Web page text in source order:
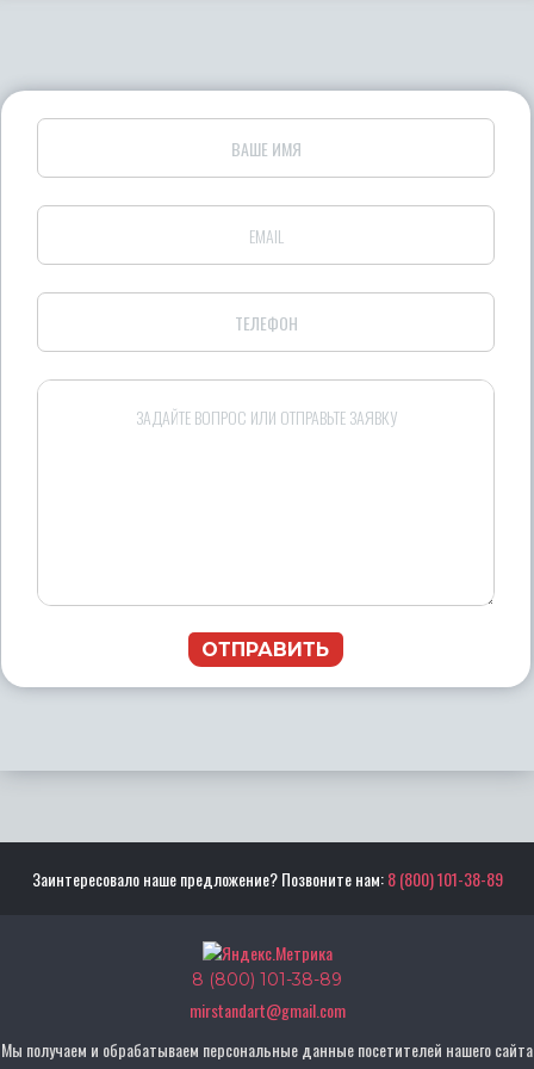
ОТПРАВИТЬ
Заинтересовало наше предложение? Позвоните нам:8 (800) 101-38-89
8 (800) 101-38-89
mirstandart@gmail.com
Мы получаем и обрабатываем персональные данные посетителей нашего сайта